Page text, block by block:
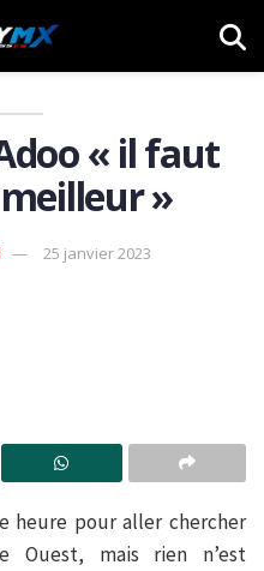
« il faut
»
25 janvier 2023
heure pour aller chercher
Ouest, mais rien n’est